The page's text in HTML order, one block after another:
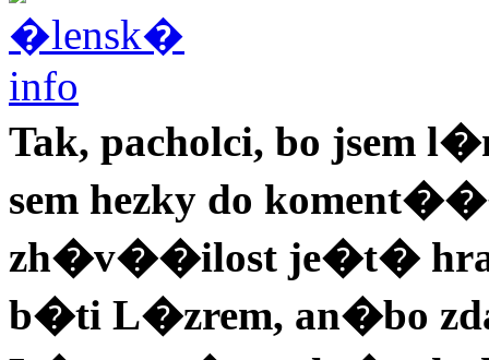
Tak, pacholci, bo jsem
sem hezky do
zh�v��ilost je�t�
b�ti L�zrem, an�bo